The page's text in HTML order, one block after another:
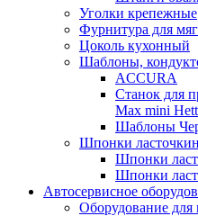
Уголки крепежные
Фурнитура для
Цоколь кухонный
Шаблоны,
ACCURA
Станок для
Max mini
Шаблоны
Шпонки
Шпонки
Шпонки
Автосервисное
Оборудование